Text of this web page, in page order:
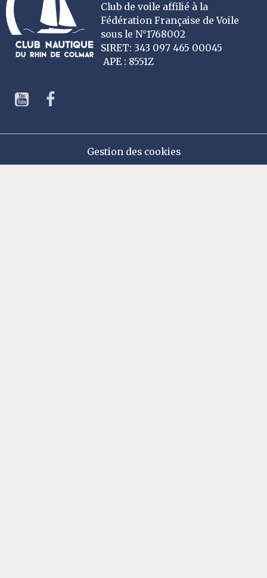
Club de voile affilié à la
Fédération Française de Voile
sous le N°1768002
SIRET: 343 097 465 00045
APE : 8551Z
Gestion des cookies